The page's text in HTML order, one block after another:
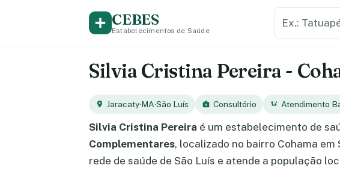
CEBES
Estabelecimentos de Saúde
Silvia Cristina Pereira -
Jaracaty·MA·São Luís Consultório Atendimento
Silvia Cristina Pereira é um estabelecimento de
Complementares, localizado no bairro Cohama
rede de saúde de São Luís e atende a população